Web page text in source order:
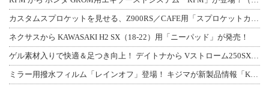
ネクサスから KAWASAKI H2 SX（18-22）用「ニーパッド」が発売！